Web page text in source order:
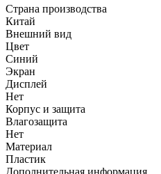
Страна производства
Китай
Внешний вид
Цвет
Синий
Экран
Дисплей
Нет
Корпус и защита
Влагозащита
Нет
Материал
Пластик
Дополнительная информация